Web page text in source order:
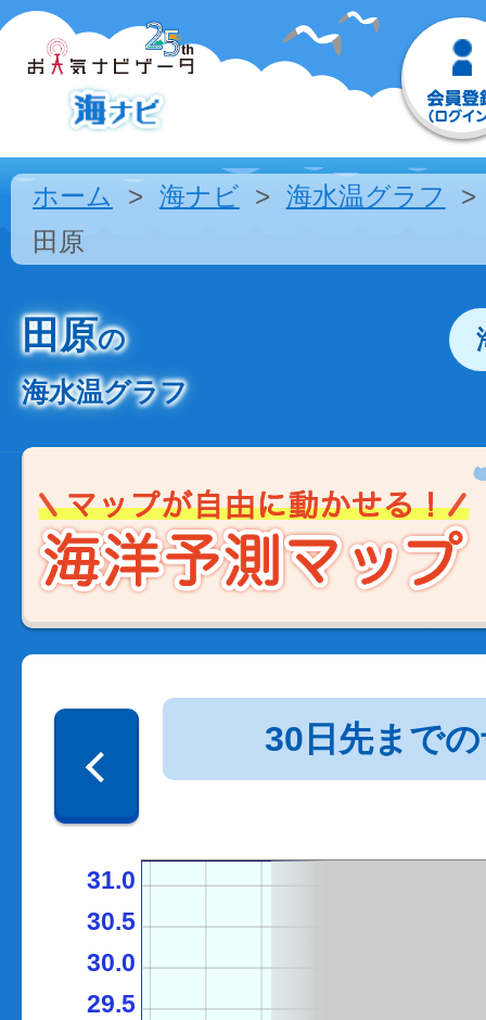
ホーム 海ナビ
海水温グラフ
田原
田原の
海水温グラフ
30日先まで
29.5
30.0
30.5
31.0